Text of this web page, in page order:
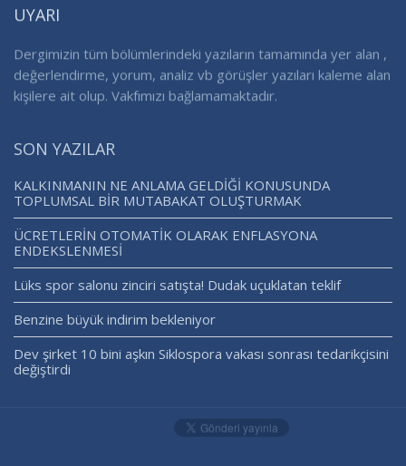
UYARI
Dergimizin tüm bölümlerindeki yazıların tamamında yer alan ,
değerlendirme, yorum, analiz vb görüşler yazıları kaleme alan
kişilere ait olup. Vakfımızı bağlamamaktadır.
SON YAZILAR
KALKINMANIN NE ANLAMA GELDİĞİ KONUSUNDA
TOPLUMSAL BİR MUTABAKAT OLUŞTURMAK
ÜCRETLERİN OTOMATİK OLARAK ENFLASYONA
ENDEKSLENMESİ
Lüks spor salonu zinciri satışta! Dudak uçuklatan teklif
Benzine büyük indirim bekleniyor
Dev şirket 10 bini aşkın Siklospora vakası sonrası tedarikçisini
değiştirdi